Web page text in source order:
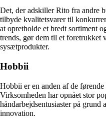
Det, der adskiller Rito fra andre
tilbyde kvalitetsvarer til
at opretholde et bredt sortiment
trends, gør dem til et foretrukket
sysætprodukter.
Hobbii
Hobbii er en anden af ​​de
Virksomheden har opnået stor
håndarbejdsentusiaster på grund
innovation.